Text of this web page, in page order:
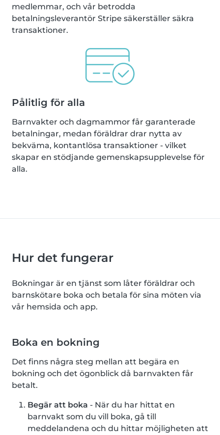
medlemmar, och vår betrodda
betalningsleverantör Stripe säkerställer säkra
transaktioner.
Pålitlig för alla
Barnvakter och dagmammor får garanterade
betalningar, medan föräldrar drar nytta av
bekväma, kontantlösa transaktioner - vilket
skapar en stödjande gemenskapsupplevelse för
alla.
Hur det fungerar
Bokningar är en tjänst som låter föräldrar och
barnskötare boka och betala för sina möten via
vår hemsida och app.
Boka en bokning
Det finns några steg mellan att begära en
bokning och det ögonblick då barnvakten får
betalt.
Begär att boka - När du har hittat en
barnvakt som du vill boka, gå till
meddelandena och du hittar möjligheten att